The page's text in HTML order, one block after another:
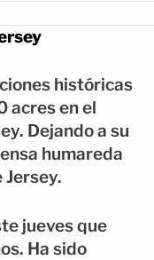
históricas
acres en el
Dejando a su
humareda
Jersey.
jueves que
Ha sido